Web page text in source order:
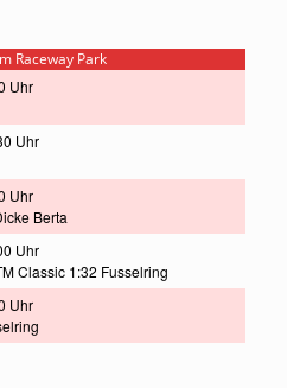
Raceway Park
Uhr
Uhr
Uhr
Berta
Uhr
Classic 1:32 Fusselring
Uhr